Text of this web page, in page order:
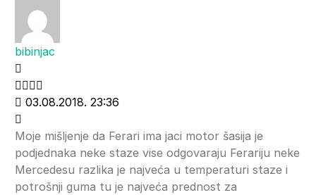
bibinjac
03.08.2018. 23:36
Moje mišljenje da Ferari ima jaci motor šasija je
podjednaka neke staze vise odgovaraju Ferariju neke
Mercedesu razlika je najveća u temperaturi staze i
potrošnji guma tu je najveća prednost za